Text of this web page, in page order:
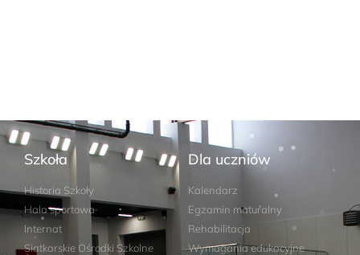
Szkoła
Historia Szkoły
Hala sportowa
Internat
Siatkarskie Ośrodki Szkolne
Dla uczniów
Kalendarz
Egzamin maturalny
Rehabilitacja
Wymagania edukacyjne